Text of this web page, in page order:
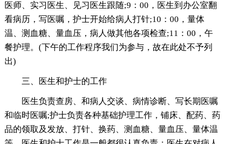
医师、实习医生、见习医生跟随;9：00，医生到办公室翻
看病历，写医嘱，护士开始给病人打针;10：00，量体
温、测血糖、量血压，病人做其他各项检查;11：00，午
餐护理。(下午的工作程序我们为参与，故在此处不予列
出)
三、医生和护士的工作
医生负责查房、和病人交谈、病情诊断、写长期医嘱
和临时医嘱;护士负责各种基础护理工作，铺床、配药、药
品的领取及发放、打针、换药、测血糖、量血压、量体温